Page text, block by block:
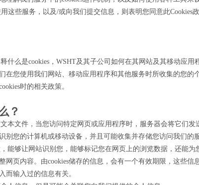
这些服务，以及/或向我们提交信息，则表明您同意此Cookies
什么是cookies，WSHT及其子公司如何在其网站及其移动应用
在您使用我们网站、移动应用程序和其他服务时所收集的您的
时的相关政策。
？
本文件，当您访问特定网页或应用程序时，服务器会将它们
别您的计算机或移动设备，并且可能收集并存储您访问我们的
，能够让网站识别您，能够标记您在网页上的浏览数据，还能
网页内容。由cookies储存的信息，会有一个有效期限，这些信
而输入过的信息有关。